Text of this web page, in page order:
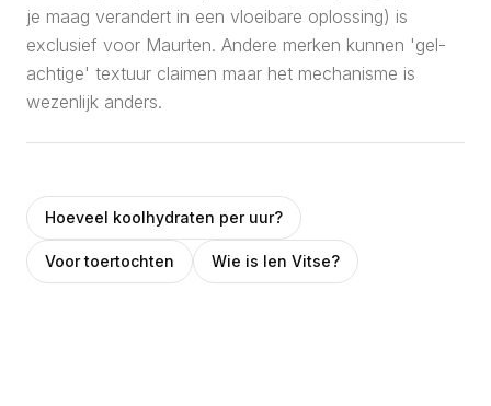
je maag verandert in een vloeibare oplossing) is
exclusief voor Maurten. Andere merken kunnen 'gel-
achtige' textuur claimen maar het mechanisme is
wezenlijk anders.
Hoeveel koolhydraten per uur?
Voor toertochten Wie is Ien Vitse?